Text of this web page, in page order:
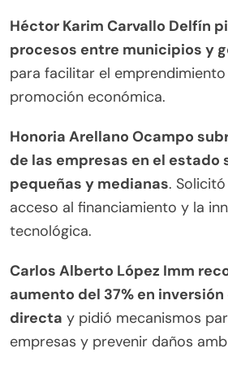
Héctor Karim Carvallo Delfín
procesos entre municipios y
para facilitar el
promoción económica.
Honoria Arellano Ocampo
de las empresas en el estado
pequeñas y medianas.
acceso al financiamiento y la
tecnológica.
Carlos Alberto López Imm
aumento del 37% en
directa y pidió mecanismos
empresas y prevenir daños